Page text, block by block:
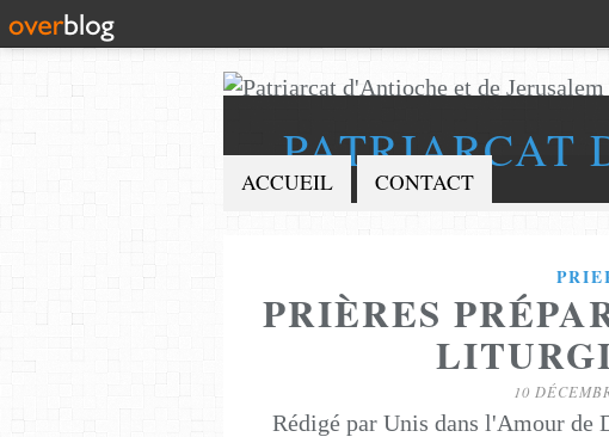
PATRIARCAT
ACCUEIL CONTACT
PRIÈRES
10
Rédigé par Unis dans l'Amour de